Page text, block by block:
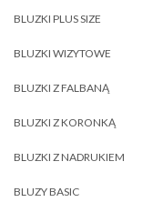
BLUZKI PLUS SIZE
BLUZKI WIZYTOWE
BLUZKI Z FALBANĄ
BLUZKI Z KORONKĄ
BLUZKI Z NADRUKIEM
BLUZY BASIC